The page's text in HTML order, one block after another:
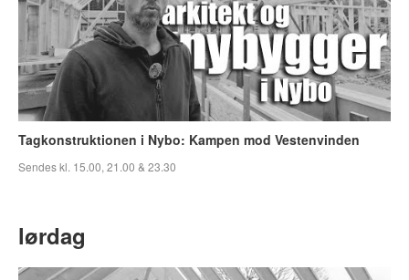
Tagkonstruktionen i Nybo: Kampen mod Vestenvinden
Sendes kl. 15.00, 21.00 & 23.30
lørdag